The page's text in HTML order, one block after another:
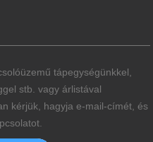
tápegységünkkel,
stb. vagy árlistával
kérjük, hagyja e-mail-címét, és